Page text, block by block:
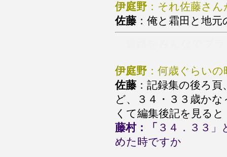
伊庭野 ：それ佐藤さ
佐藤 ：俺と霜田と地
伊庭野 ：何歳ぐらいの
佐藤 ：記録集の後ろ
ど、３４・３３歳かな
くて編集後記を見ると
藤村：「 ３４．３３
めた時ですか